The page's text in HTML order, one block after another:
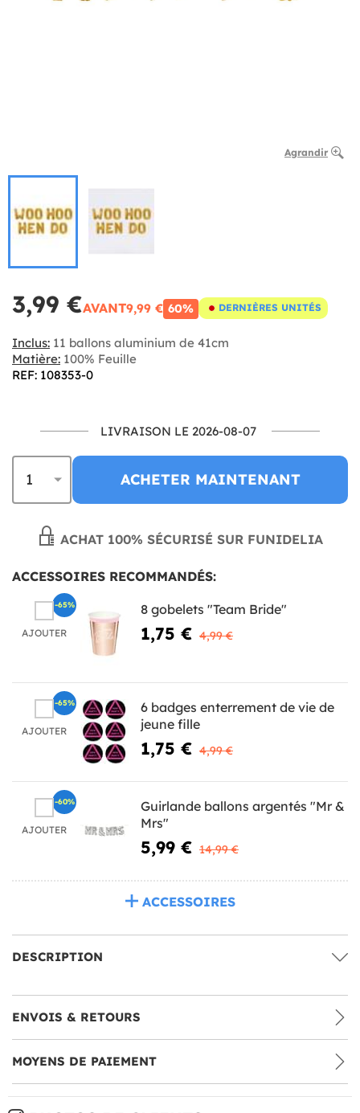
Agrandir
3,99 €AVANT9,99 € 60% DERNIÈRES UNITÉS
Inclus: 11 ballons aluminium de 41cm
Matière: 100% Feuille
REF: 108353-0
LIVRAISON LE 2026-08-07
ACHETER MAINTENANT
ACHAT 100% SÉCURISÉ SUR FUNIDELIA
ACCESSOIRES RECOMMANDÉS:
AJOUTER
8 gobelets "Team Bride"
1,75 € 4,99 €
-65%
AJOUTER
6 badges enterrement de vie de
jeune fille
1,75 € 4,99 €
-65%
AJOUTER
Guirlande ballons argentés "Mr &
Mrs"
5,99 € 14,99 €
-60%
ACCESSOIRES
DESCRIPTION
ENVOIS & RETOURS
MOYENS DE PAIEMENT